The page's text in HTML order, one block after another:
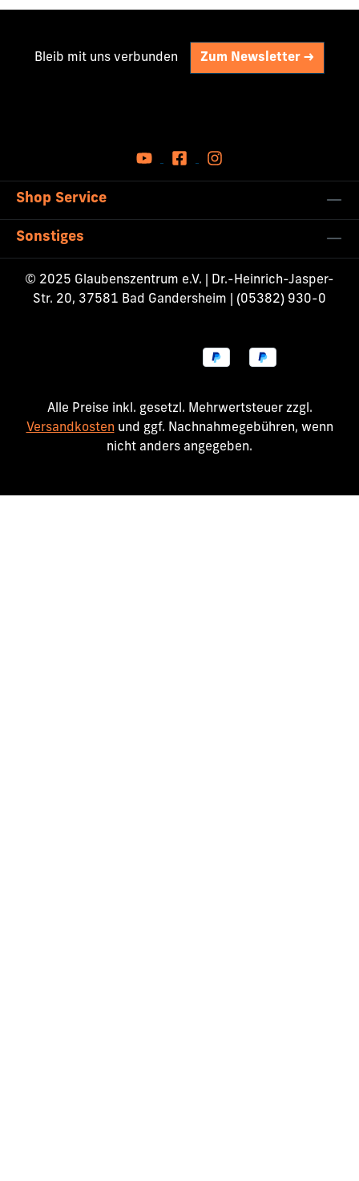
Bleib mit uns verbunden Zum Newsletter ->
Shop Service
Sonstiges
© 2025 Glaubenszentrum e.V. | Dr.-Heinrich-Jasper-
Str. 20, 37581 Bad Gandersheim | (05382) 930-0
Alle Preise inkl. gesetzl. Mehrwertsteuer zzgl.
Versandkosten und ggf. Nachnahmegebühren, wenn
nicht anders angegeben.